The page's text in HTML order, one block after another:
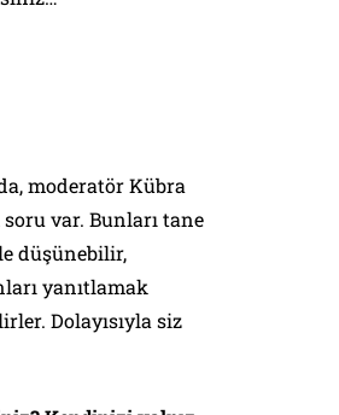
moderatör Kübra
var. Bunları tane
düşünebilir,
yanıtlamak
Dolayısıyla siz